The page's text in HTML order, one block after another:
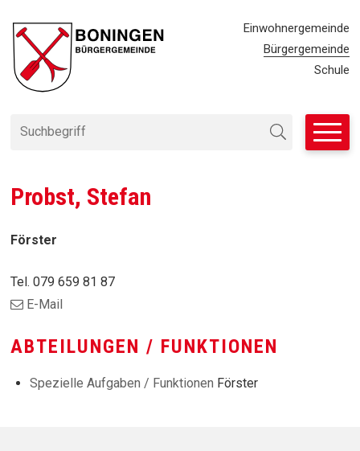
Navigieren in Bürgergemeinde
Suchbegriff
Suche starten
Einwohnergemeinde
Bürgergemeinde
Schule
Probst, Stefan
Förster
Tel. 079 659 81 87
E-Mail
ABTEILUNGEN / FUNKTIONEN
Spezielle Aufgaben / Funktionen Förster